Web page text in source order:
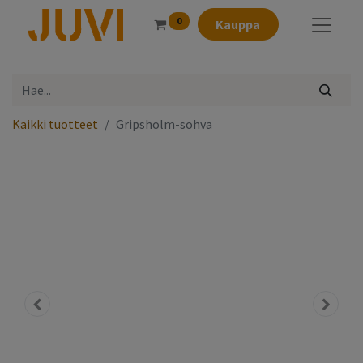
0 Kauppa
Kaikki tuotteet Gripsholm-sohva